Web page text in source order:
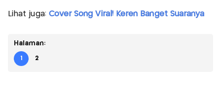
Lihat juga: Cover Song Viral! Keren Banget Suaranya
Halaman:
1 2